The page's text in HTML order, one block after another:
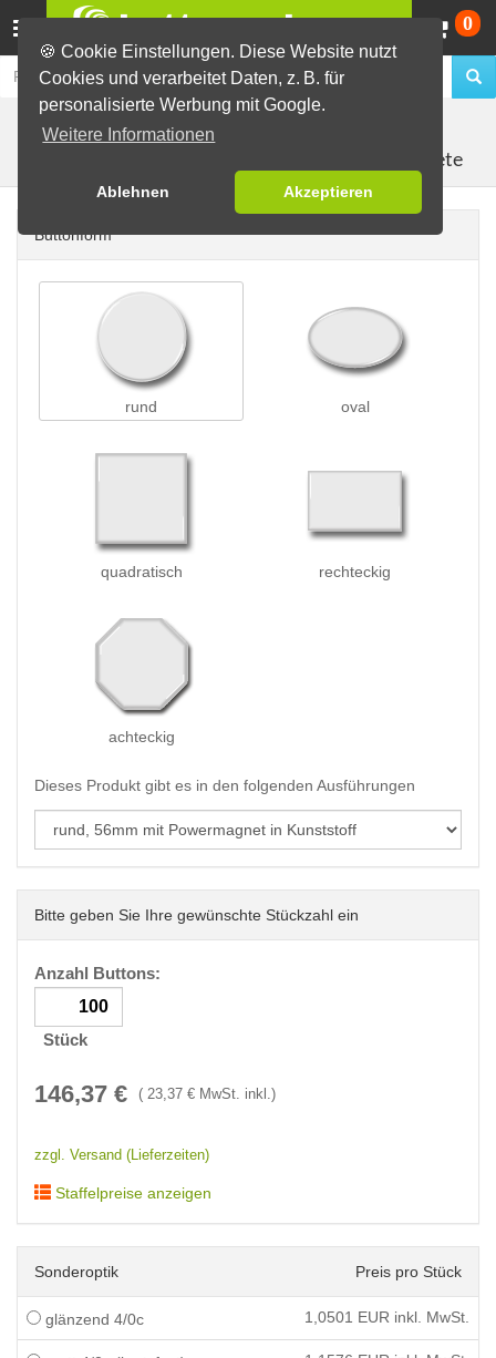
🍪 Cookie Einstellungen. Diese Website nutzt
Cookies und verarbeitet Daten, z. B. für
personalisierte Werbung mit Google.
Weitere Informationen
Ablehnen Akzeptieren
0
Buttons erstellen Magnetbuttons
Kühlschrankmagnete
Buttonform
rund oval
quadratisch rechteckig
achteckig
Dieses Produkt gibt es in den folgenden Ausführungen
Bitte geben Sie Ihre gewünschte Stückzahl ein
Anzahl Buttons:
Stück
146,37 € ( 23,37 € MwSt. inkl.)
zzgl. Versand (Lieferzeiten)
Staffelpreise anzeigen
Sonderoptik Preis pro Stück
glänzend 4/0c 1,0501 EUR inkl. MwSt.